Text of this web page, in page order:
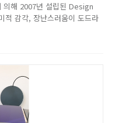
해 2007년 설립된 Design
적 감각, 장난스러움이 도드라
자이너에 의해 제품을 설계하